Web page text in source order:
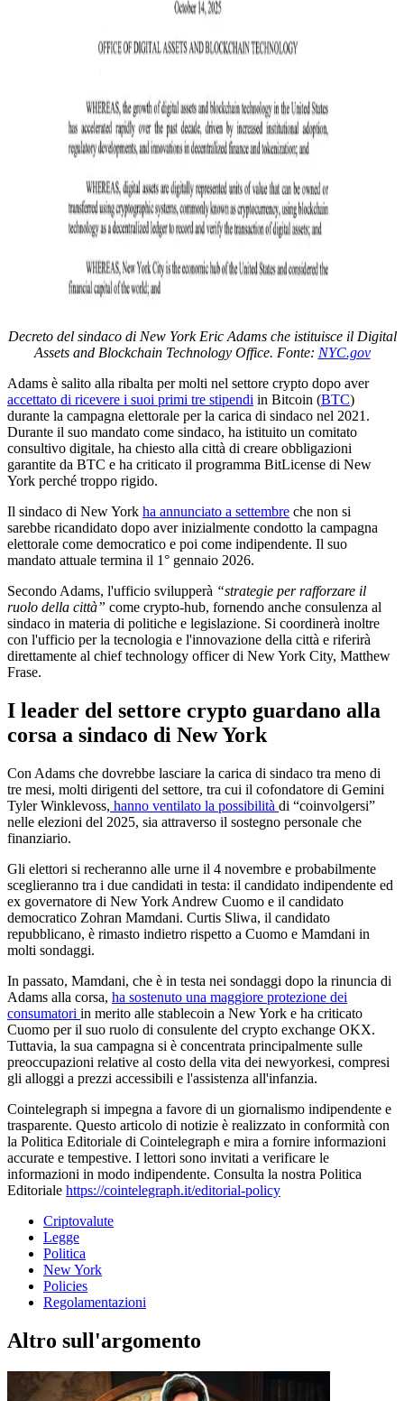
Decreto del sindaco di New York Eric Adams che istituisce il Digital
Assets and Blockchain Technology Office. Fonte: NYC.gov
Adams è salito alla ribalta per molti nel settore crypto dopo aver
accettato di ricevere i suoi primi tre stipendi in Bitcoin (BTC)
durante la campagna elettorale per la carica di sindaco nel 2021.
Durante il suo mandato come sindaco, ha istituito un comitato
consultivo digitale, ha chiesto alla città di creare obbligazioni
garantite da BTC e ha criticato il programma BitLicense di New
York perché troppo rigido.
Il sindaco di New York ha annunciato a settembre che non si
sarebbe ricandidato dopo aver inizialmente condotto la campagna
elettorale come democratico e poi come indipendente. Il suo
mandato attuale termina il 1° gennaio 2026.
Secondo Adams, l'ufficio svilupperà “strategie per rafforzare il
ruolo della città” come crypto-hub, fornendo anche consulenza al
sindaco in materia di politiche e legislazione. Si coordinerà inoltre
con l'ufficio per la tecnologia e l'innovazione della città e riferirà
direttamente al chief technology officer di New York City, Matthew
Frase.
I leader del settore crypto guardano alla
corsa a sindaco di New York
Con Adams che dovrebbe lasciare la carica di sindaco tra meno di
tre mesi, molti dirigenti del settore, tra cui il cofondatore di Gemini
Tyler Winklevoss, hanno ventilato la possibilità di “coinvolgersi”
nelle elezioni del 2025, sia attraverso il sostegno personale che
finanziario.
Gli elettori si recheranno alle urne il 4 novembre e probabilmente
sceglieranno tra i due candidati in testa: il candidato indipendente ed
ex governatore di New York Andrew Cuomo e il candidato
democratico Zohran Mamdani. Curtis Sliwa, il candidato
repubblicano, è rimasto indietro rispetto a Cuomo e Mamdani in
molti sondaggi.
In passato, Mamdani, che è in testa nei sondaggi dopo la rinuncia di
Adams alla corsa, ha sostenuto una maggiore protezione dei
consumatori in merito alle stablecoin a New York e ha criticato
Cuomo per il suo ruolo di consulente del crypto exchange OKX.
Tuttavia, la sua campagna si è concentrata principalmente sulle
preoccupazioni relative al costo della vita dei newyorkesi, compresi
gli alloggi a prezzi accessibili e l'assistenza all'infanzia.
Cointelegraph si impegna a favore di un giornalismo indipendente e
trasparente. Questo articolo di notizie è realizzato in conformità con
la Politica Editoriale di Cointelegraph e mira a fornire informazioni
accurate e tempestive. I lettori sono invitati a verificare le
informazioni in modo indipendente. Consulta la nostra Politica
Editoriale https://cointelegraph.it/editorial-policy
Criptovalute
Legge
Politica
New York
Policies
Regolamentazioni
Altro sull'argomento